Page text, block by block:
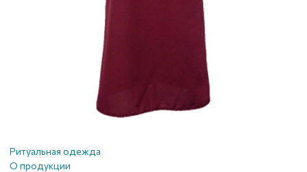
Ритуальная одежда
О продукции